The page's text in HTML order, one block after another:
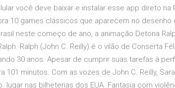
você deve baixar e instalar esse app direto na
10 games clássicos que aparecem no
neste começo de ano, a animação Detona
Ralph (John C. Reilly) é o vilão de Conserta
30 anos. Apesar de cumprir suas tarefas à
101 minutos. Com as vozes de John C. Reilly,
lugar nas bilheterias dos EUA. Fantasia com